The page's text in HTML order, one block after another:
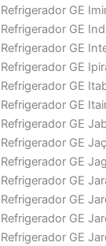
GE
GE
GE
GE
GE
GE
GE
GE
GE
GE
GE
GE
GE